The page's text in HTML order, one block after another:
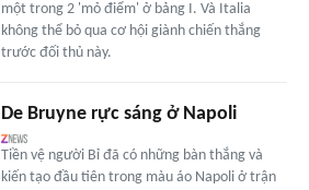
một trong 2 'mỏ điểm' ở bảng I. Và Italia
không thể bỏ qua cơ hội giành chiến thắng
trước đối thủ này.
De Bruyne rực sáng ở Napoli
Tiền vệ người Bỉ đã có những bàn thắng và
kiến tạo đầu tiên trong màu áo Napoli ở trận